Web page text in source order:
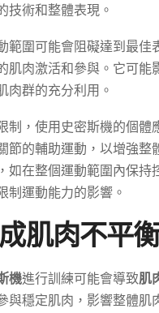
技術和整體表現。
範圍可能會阻礙達到最佳
肌肉激活和參與。它可能
肉群的充分利用。
制，使用史密斯機的個體
節的輔助運動，以增強整
如在整個運動範圍內保持
制運動能力的影響。
肌肉不平
機進行訓練可能會導致肌
與穩定肌肉，影響整體肌